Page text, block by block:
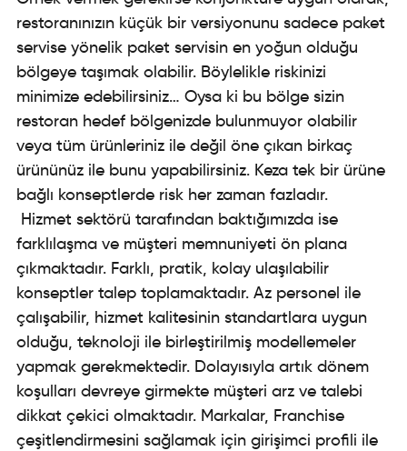
restoranınızın küçük bir versiyonunu sadece paket
servise yönelik paket servisin en yoğun olduğu
bölgeye taşımak olabilir. Böylelikle riskinizi
minimize edebilirsiniz… Oysa ki bu bölge sizin
restoran hedef bölgenizde bulunmuyor olabilir
veya tüm ürünleriniz ile değil öne çıkan birkaç
ürününüz ile bunu yapabilirsiniz. Keza tek bir ürüne
bağlı konseptlerde risk her zaman fazladır.
Hizmet sektörü tarafından baktığımızda ise
farklılaşma ve müşteri memnuniyeti ön plana
çıkmaktadır. Farklı, pratik, kolay ulaşılabilir
konseptler talep toplamaktadır. Az personel ile
çalışabilir, hizmet kalitesinin standartlara uygun
olduğu, teknoloji ile birleştirilmiş modellemeler
yapmak gerekmektedir. Dolayısıyla artık dönem
koşulları devreye girmekte müşteri arz ve talebi
dikkat çekici olmaktadır. Markalar, Franchise
çeşitlendirmesini sağlamak için girişimci profili ile